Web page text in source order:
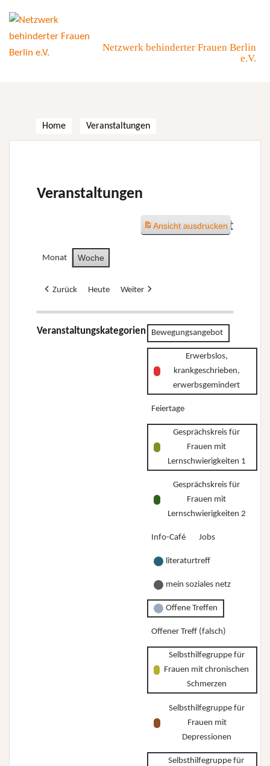
content
Netzwerk behinderter Frauen Berlin
e.V.
Home Veranstaltungen
Veranstaltungen
Wochenansicht
Monat Woche
Zurück Heute Weiter
Veranstaltungskategorien Bewegungsangebot
Erwerbslos,
krankgeschrieben,
erwerbsgemindert
Feiertage
Gesprächskreis für
Frauen mit
Lernschwierigkeiten 1
Gesprächskreis für
Frauen mit
Lernschwierigkeiten 2
Info-Café Jobs
literaturtreff
mein soziales netz
Offene Treffen
Offener Treff (falsch)
Selbsthilfegruppe für
Frauen mit chronischen
Schmerzen
Selbsthilfegruppe für
Frauen mit
Depressionen
Selbsthilfegruppe für
Ansichtausdrucken